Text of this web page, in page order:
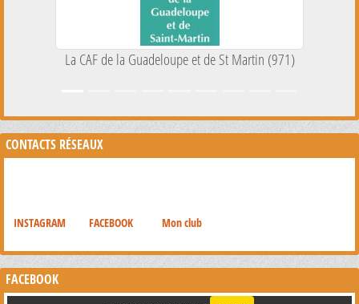
La CAF de la Guadeloupe et de St Martin (971)
CONTACTS RÉSEAUX
INSTAGRAM FACEBOOK Mon club
FACEBOOK